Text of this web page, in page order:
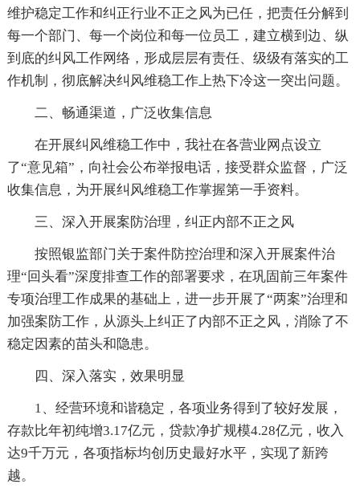
维护稳定工作和纠正行业不正之风为已任，把责任分解到
每一个部门、每一个岗位和每一位员工，建立横到边、纵
到底的纠风工作网络，形成层层有责任、级级有落实的工
作机制，彻底解决纠风维稳工作上热下冷这一突出问题。
二、畅通渠道，广泛收集信息
在开展纠风维稳工作中，我社在各营业网点设立
了“意见箱”，向社会公布举报电话，接受群众监督，广泛
收集信息，为开展纠风维稳工作掌握第一手资料。
三、深入开展案防治理，纠正内部不正之风
按照银监部门关于案件防控治理和深入开展案件治
理“回头看”深度排查工作的部署要求，在巩固前三年案件
专项治理工作成果的基础上，进一步开展了“两案”治理和
加强案防工作，从源头上纠正了内部不正之风，消除了不
稳定因素的苗头和隐患。
四、深入落实，效果明显
1、经营环境和谐稳定，各项业务得到了较好发展，
存款比年初纯增3.17亿元，贷款净扩规模4.28亿元，收入
达9千万元，各项指标均创历史最好水平，实现了新跨
越。